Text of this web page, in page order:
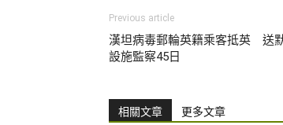
Previous article
漢坦病毒郵輪英籍乘客抵英 送
設施監察45日
相關文章 更多文章